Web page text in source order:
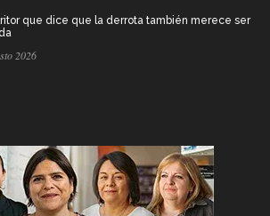
que dice que la derrota también merece ser
2026